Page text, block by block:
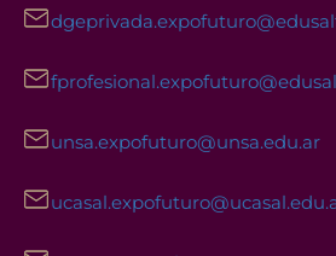
unsa.expofuturo@unsa.edu.ar